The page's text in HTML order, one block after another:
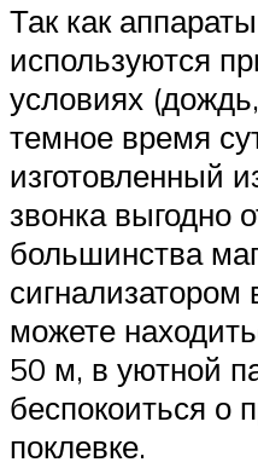
Так как
используются
условиях
темное время
изготовленный
звонка выгодно
большинства
можете
50 м, в уютной
беспокоиться о
поклевке.